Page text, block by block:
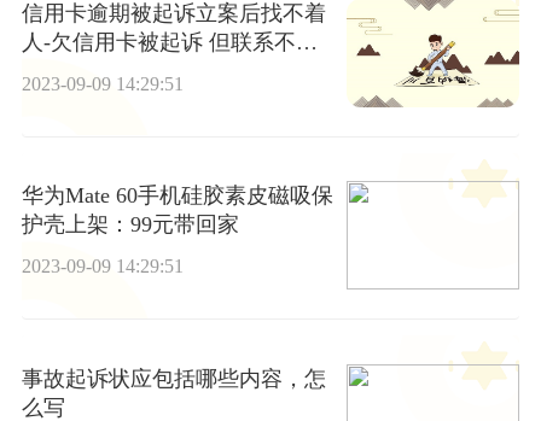
信用卡逾期被起诉立案后找不着
人-欠信用卡被起诉 但联系不到
本人会怎么样
2023-09-09 14:29:51
华为Mate 60手机硅胶素皮磁吸保
护壳上架：99元带回家
2023-09-09 14:29:51
事故起诉状应包括哪些内容，怎
么写